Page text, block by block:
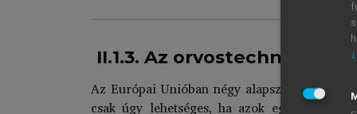
II.1.3. Az orvostechnikai
Az Európai Unióban négy alapszabadság
csak úgy lehetséges, ha azok egy az
↓